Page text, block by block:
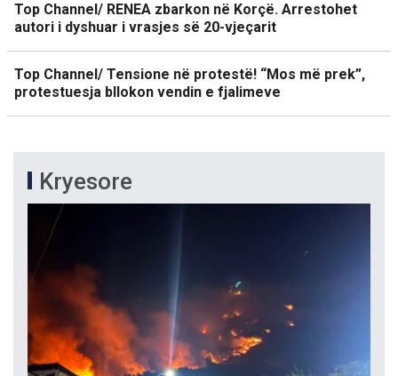
Top Channel/ RENEA zbarkon në Korçë. Arrestohet
autori i dyshuar i vrasjes së 20-vjeçarit
Top Channel/ Tensione në protestë! “Mos më prek”,
protestuesja bllokon vendin e fjalimeve
Kryesore